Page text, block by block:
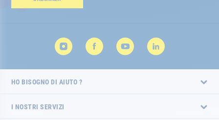
HO BISOGNO DI AIUTO ?
I NOSTRI SERVIZI